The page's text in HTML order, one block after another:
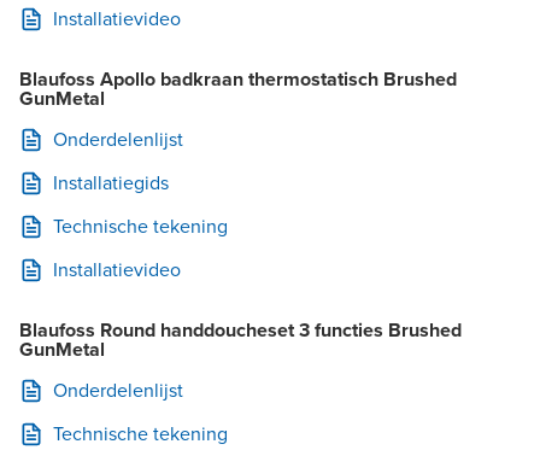
Installatievideo
Blaufoss Apollo badkraan thermostatisch Brushed
GunMetal
Onderdelenlijst
Installatiegids
Technische tekening
Installatievideo
Blaufoss Round handdoucheset 3 functies Brushed
GunMetal
Onderdelenlijst
Technische tekening